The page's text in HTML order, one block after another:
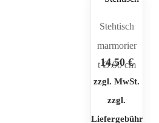
Stehtisch
marmorier
t Ø 90 cm
14,50€
zzgl. MwSt.
zzgl.
Liefergebühr